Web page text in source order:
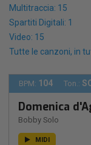
Multitraccia: 15
Spartiti Digitali: 1
Video: 15
Tutte le canzoni, in
BPM: 104 Ton.:
Domenica
Bobby Solo
MIDI